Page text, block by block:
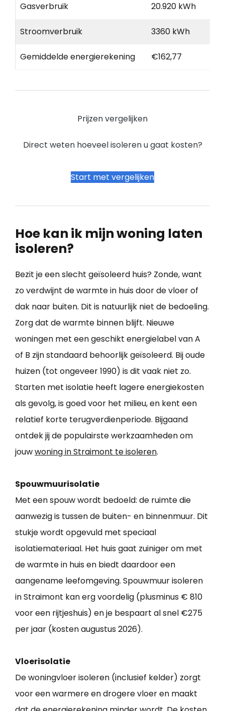
Gasverbruik 20.920 kWh
Stroomverbruik 3360 kWh
Gemiddelde energierekening €162,77
Prijzen vergelijken
Direct weten hoeveel isoleren u gaat kosten?
Start met vergelijken
Hoe kan ik mijn woning laten
isoleren?
Bezit je een slecht geïsoleerd huis? Zonde, want
zo verdwijnt de warmte in huis door de vloer of
dak naar buiten. Dit is natuurlijk niet de bedoeling.
Zorg dat de warmte binnen blijft. Nieuwe
woningen met een geschikt energielabel van A
of B zijn standaard behoorlijk geïsoleerd. Bij oude
huizen (tot ongeveer 1990) is dit vaak niet zo.
Starten met isolatie heeft lagere energiekosten
als gevolg, is goed voor het milieu, en kent een
relatief korte terugverdienperiode. Bijgaand
ontdek jij de populairste werkzaamheden om
jouwwoning in Straimont te isoleren.
Spouwmuurisolatie
Met een spouw wordt bedoeld: de ruimte die
aanwezig is tussen de buiten- en binnenmuur. Dit
stukje wordt opgevuld met speciaal
isolatiemateriaal. Het huis gaat zuiniger om met
de warmte in huis en biedt daardoor een
aangename leefomgeving. Spouwmuur isoleren
in Straimont kan erg voordelig (plusminus € 810
voor een rijtjeshuis) en je bespaart al snel €275
per jaar (kosten augustus 2026).
Vloerisolatie
De woningvloer isoleren (inclusief kelder) zorgt
voor een warmere en drogere vloer en maakt